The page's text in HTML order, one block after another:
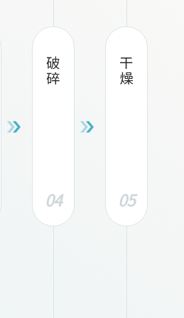
破碎
04
干燥
05